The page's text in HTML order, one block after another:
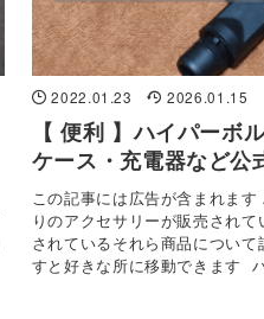
2022.01.23 2026.01.15
【 便利 】ハイパーボ
ケース・充電器など公
この記事には広告が含まれま
りのアクセサリーが販売され
されているそれら商品につい
すと好きな所に移動できます